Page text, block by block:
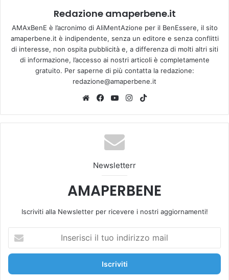
Redazione amaperbene.it
AMAxBenE è l’acronimo di AliMentAzione per il BenEssere, il sito
amaperbene.it è indipendente, senza un editore e senza conflitti
di interesse, non ospita pubblicità e, a differenza di molti altri siti
di informazione, l’accesso ai nostri articoli è completamente
gratuito. Per saperne di più contatta la redazione:
redazione@amaperbene.it
We
te
Fa
bo
ok
Yo
Tu
be
Ins
ra
k
Newsletterr
AMAPERBENE
Iscriviti alla Newsletter per ricevere i nostri aggiornamenti!
s
r